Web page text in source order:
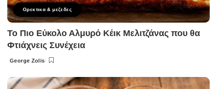
Ορεκτικα & μεζεδες
Το Πιο Εύκολο Αλμυρό Κέικ Μελιτζάνας που θα
Φτιάχνεις Συνέχεια
Posted
George Zolis